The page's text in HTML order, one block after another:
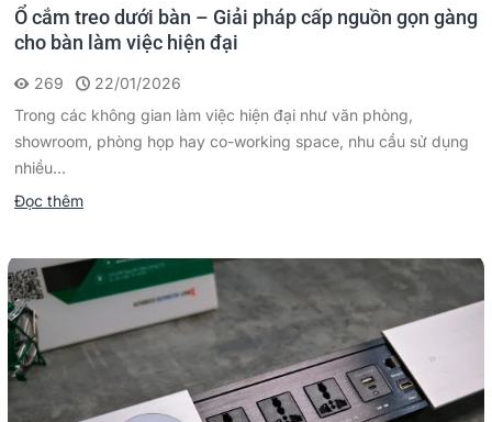
Ổ cắm treo dưới bàn – Giải pháp cấp nguồn gọn gàng
cho bàn làm việc hiện đại
269
22/01/2026
Trong các không gian làm việc hiện đại như văn phòng,
showroom, phòng họp hay co-working space, nhu cầu sử dụng
nhiều...
Đọc thêm